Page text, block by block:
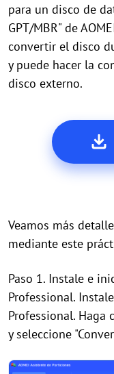
para un disco de
GPT/MBR" de
convertir el disco
y puede hacer la
disco externo.
Veamos más
mediante este
Paso 1. Instale e
Professional.
Professional. Haga
y seleccione